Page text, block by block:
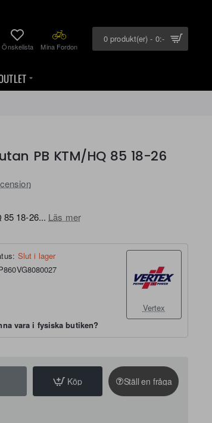
Önskelista Mina Fordon
0 produkt(er) - 0:-
PB KTM/HQ 85 18-26
18-26... Läs mer
Slut i lager
Vertex
vara i fysiska butiken?
Köp Ställ en fråga